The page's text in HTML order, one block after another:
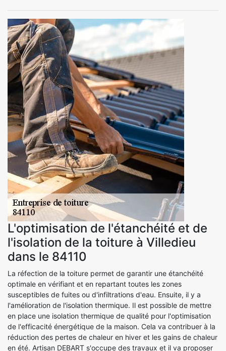
L'optimisation de l'étanchéité et de
l'isolation de la toiture à Villedieu
dans le 84110
La réfection de la toiture permet de garantir une étanchéité
optimale en vérifiant et en repartant toutes les zones
susceptibles de fuites ou d'infiltrations d'eau. Ensuite, il y a
l'amélioration de l'isolation thermique. Il est possible de mettre
en place une isolation thermique de qualité pour l'optimisation
de l'efficacité énergétique de la maison. Cela va contribuer à la
réduction des pertes de chaleur en hiver et les gains de chaleur
en été. Artisan DEBART s'occupe des travaux et il va proposer